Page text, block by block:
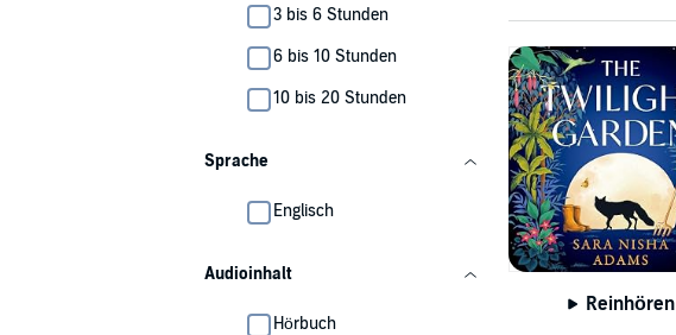
3 bis 6 Stunden
6 bis 10 Stunden
10 bis 20 Stunden
Sprache
Englisch
Audioinhalt
Hörbuch
Reinhören